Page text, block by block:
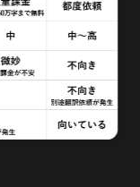
2026.05.25
化できるブランドアクシ